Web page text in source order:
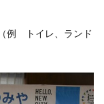
例 トイレ、ランド